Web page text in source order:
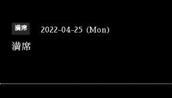
満席 2022-04-25 (Mon)
満席